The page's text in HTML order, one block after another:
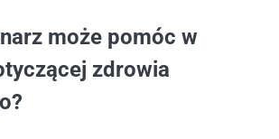
może pomóc w
zdrowia